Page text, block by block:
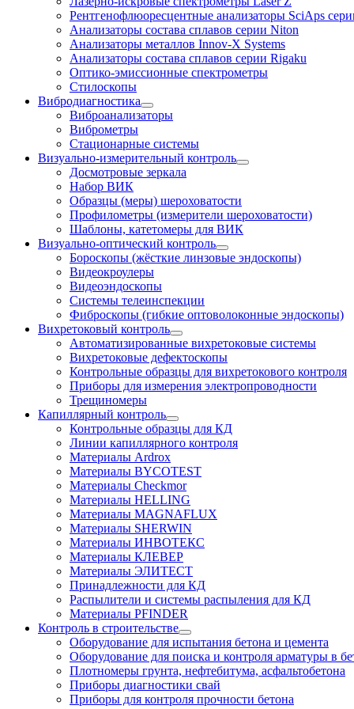
Рентгенофлюоресцентные анализаторы SciAps
Анализаторы состава сплавов серии Niton
Анализаторы металлов Innov-X Systems
Анализаторы состава сплавов серии Rigaku
Оптико-эмиссионные спектрометры
Стилоскопы
Вибродиагностика
Виброанализаторы
Виброметры
Стационарные системы
Визуально-измерительный контроль
Досмотровые зеркала
Набор ВИК
Образцы (меры) шероховатости
Профилометры (измерители шероховатости)
Шаблоны, катетомеры для ВИК
Визуально-оптический контроль
Бороскопы (жёсткие линзовые эндоскопы)
Видеокроулеры
Видеоэндоскопы
Системы телеинспекции
Фиброскопы (гибкие оптоволоконные эндоскопы)
Вихретоковый контроль
Автоматизированные вихретоковые системы
Вихретоковые дефектоскопы
Контрольные образцы для вихретокового контроля
Приборы для измерения электропроводности
Трещиномеры
Капиллярный контроль
Контрольные образцы для КД
Линии капиллярного контроля
Материалы Ardrox
Материалы BYCOTEST
Материалы Checkmor
Материалы HELLING
Материалы MAGNAFLUX
Материалы SHERWIN
Материалы ИНВОТЕКС
Материалы КЛЕВЕР
Материалы ЭЛИТЕСТ
Принадлежности для КД
Распылители и системы распыления для КД
Материалы PFINDER
Контроль в строительстве
Оборудование для испытания бетона и цемента
Оборудование для поиска и контроля арматуры в
Плотномеры грунта, нефтебитума, асфальтобетона
Приборы диагностики свай
Приборы для контроля прочности бетона